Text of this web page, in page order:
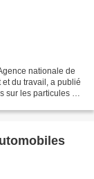
nationale de
et du travail, a publié
sur les particules de